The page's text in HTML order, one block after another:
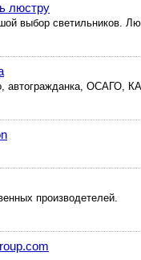
люстру
выбор светильников.
автогражданка, ОСАГО,
производетелей.